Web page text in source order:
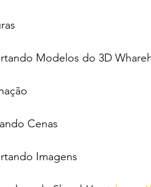
Modelos do 3D
Cenas
Imagens